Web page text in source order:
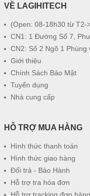
VỀ LAGIHITECH
(Open: 08-18h30 từ T2-
CN1: 1 Đường Số 7,
CN2: Số 2 Ngõ 1 Phùng
Giới thiệu
Chính Sách Bảo Mật
Tuyển dụng
Nhà cung cấp
HỖ TRỢ MUA HÀNG
Hình thức thanh toán
Hình thức giao hàng
Đổi trả - Bảo Hành
Hỗ trợ tra hóa đơn